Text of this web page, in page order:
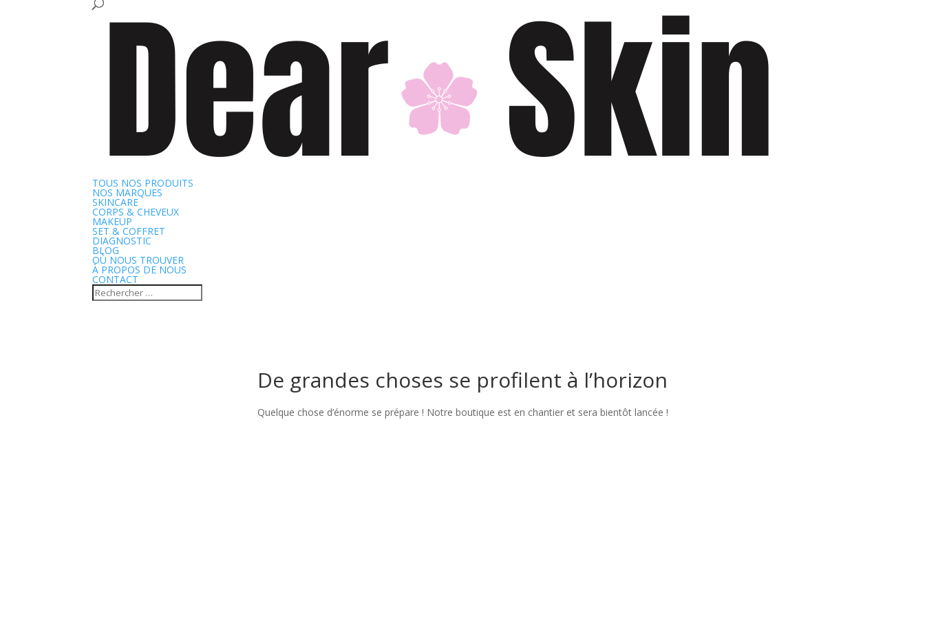
TOUS NOS PRODUITS
NOS MARQUES
SKINCARE
CORPS & CHEVEUX
MAKEUP
SET & COFFRET
DIAGNOSTIC
BLOG
OÙ NOUS TROUVER
À PROPOS DE NOUS
CONTACT
De grandes choses se profilent à l’horizon
Quelque chose d’énorme se prépare ! Notre boutique est en chantier et sera bientôt lancée !